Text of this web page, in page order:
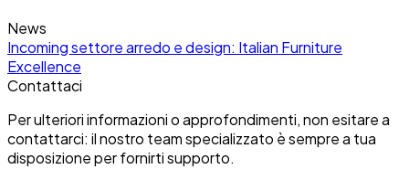
News
Incoming settore arredo e design: Italian Furniture
Excellence
Contattaci
Per ulteriori informazioni o approfondimenti, non esitare a
contattarci: il nostro team specializzato è sempre a tua
disposizione per fornirti supporto.